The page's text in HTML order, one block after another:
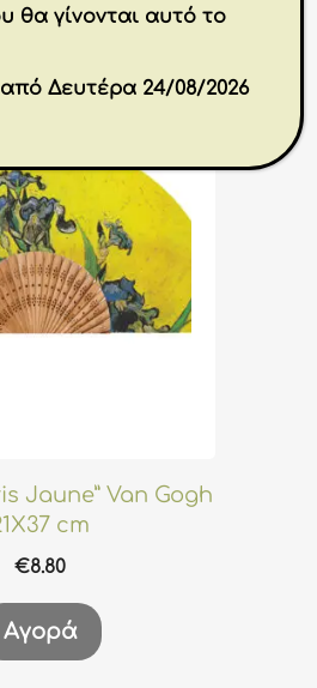
Jaune” Van Gogh
cm
€8.80
Αγορά
θα γίνονται αυτό το
Δευτέρα 24/08/2026